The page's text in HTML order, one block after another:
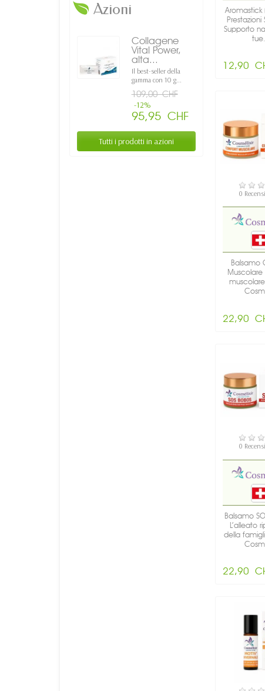
Azioni
Collagene
Vital Power,
alta...
Il best-seller della
gamma con 10 g...
109,00 CHF
-12%
95,95 CHF
Tutti i prodotti in azioni
Aromastick
Prestazioni
Supporto
12,90
NON
0
Balsamo
Muscolare
22,90
0
Balsamo
L’alleato
della
22,90